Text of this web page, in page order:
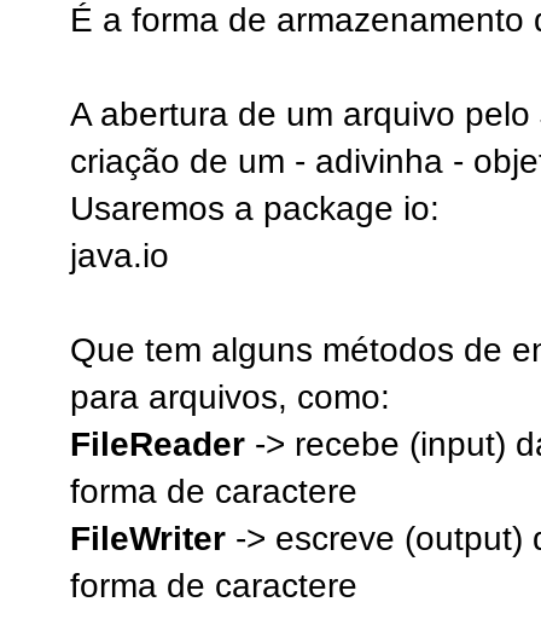
É a forma de armazenamento
A abertura de um arquivo
criação de um - adivinha -
Usaremos a package io:
java.io
Que tem alguns métodos de
para arquivos, como:
FileReader -> recebe (input)
forma de caractere
FileWriter -> escreve (output)
forma de caractere